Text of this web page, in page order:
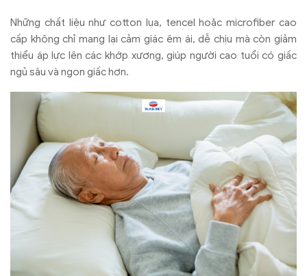
Những chất liệu như cotton lụa, tencel hoặc microfiber cao
cấp không chỉ mang lại cảm giác êm ái, dễ chịu mà còn giảm
thiểu áp lực lên các khớp xương, giúp người cao tuổi có giấc
ngủ sâu và ngon giấc hơn.